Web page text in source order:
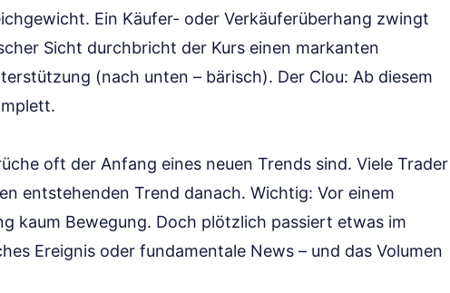
Ein Käufer- oder Verkäuferüberhang zwingt
Sicht durchbricht der Kurs einen markanten
(nach unten – bärisch). Der Clou: Ab diesem
oft der Anfang eines neuen Trends sind. Viele Trader
entstehenden Trend danach. Wichtig: Vor einem
kaum Bewegung. Doch plötzlich passiert etwas im
Ereignis oder fundamentale News – und das Volumen